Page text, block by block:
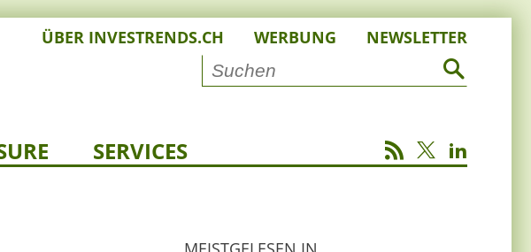
ÜBER INVESTRENDS.CH WERBUNG NEWSLETTER
SERVICES